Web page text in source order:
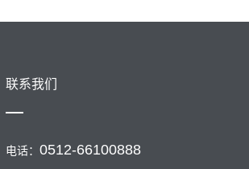
联系我们
电话：0512-66100888